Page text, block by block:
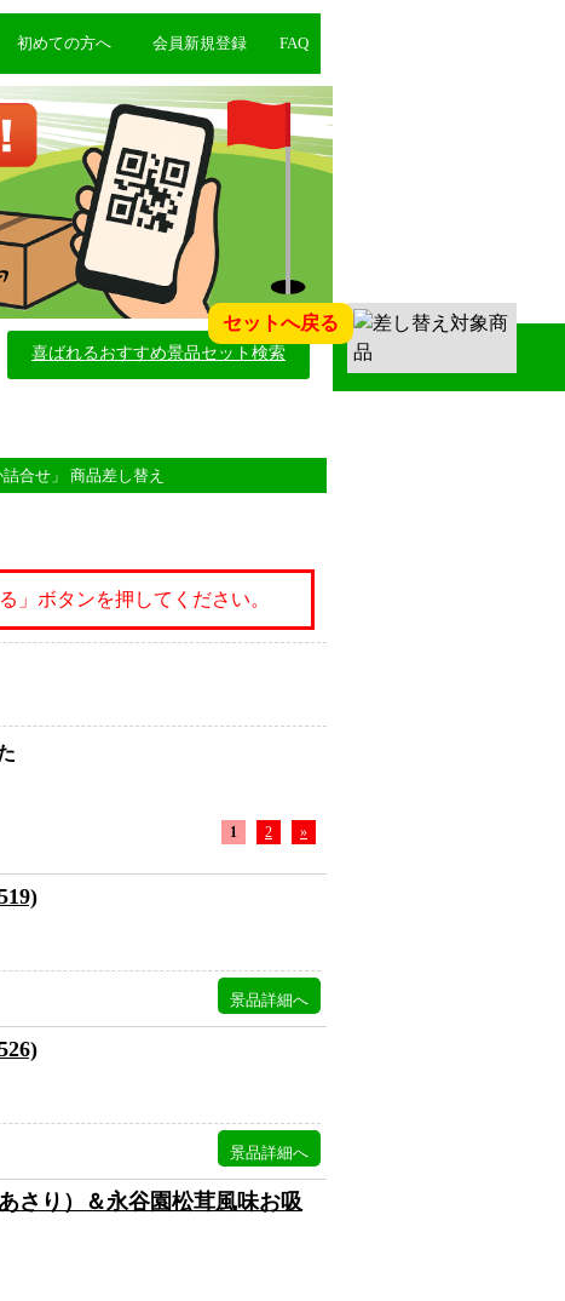
初めての方へ 会員新規登録 FAQ
喜ばれるおすすめ景品セット検索
合せ」 商品差し替え
セットへ戻る
」ボタンを押してください。
1 2 »
さり）＆永谷園松茸風味お吸